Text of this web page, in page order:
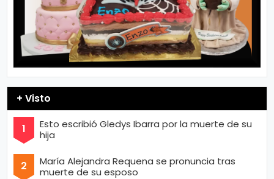
+ Visto
Esto escribió Gledys Ibarra por la muerte de su
hija
María Alejandra Requena se pronuncia tras
muerte de su esposo